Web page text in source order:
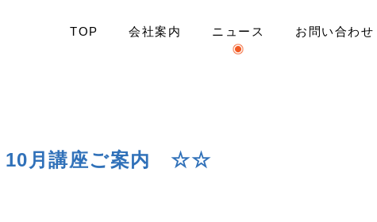
TOP 会社案内 ニュース お問い合わせ
月講座ご案内 ☆☆